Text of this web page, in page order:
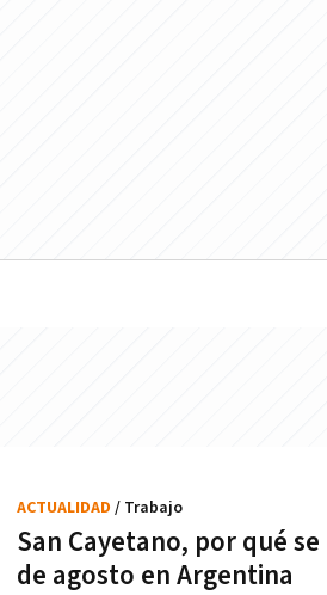
San Cayetano, por qué
de agosto en Argentina
ACTUALIDAD / Trabajo